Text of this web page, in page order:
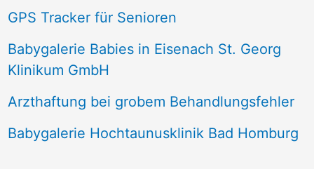
GPS Tracker für Senioren
Babygalerie Babies in Eisenach St. Georg
Klinikum GmbH
Arzthaftung bei grobem Behandlungsfehler
Babygalerie Hochtaunusklinik Bad Homburg